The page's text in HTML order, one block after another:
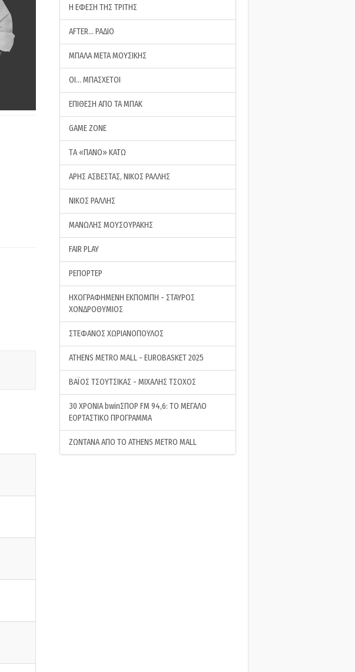
Η ΕΦΕΣΗ ΤΗΣ ΤΡΙΤΗΣ
AFTER… ΡΑΔΙΟ
ΜΠΑΛΑ ΜΕΤΑ ΜΟΥΣΙΚΗΣ
ΟΙ… ΜΠΑΣΧΕΤΟΙ
ΕΠΙΘΕΣΗ ΑΠΟ ΤΑ ΜΠΑΚ
GAME ZONE
ΤA «ΠΑΝΟ» ΚΑΤΩ
ΑΡΗΣ ΑΣΒΕΣΤΑΣ, ΝΙΚΟΣ ΡΑΛΛΗΣ
ΝΙΚΟΣ ΡΑΛΛΗΣ
ΜΑΝΩΛΗΣ ΜΟΥΣΟΥΡΑΚΗΣ
FAIR PLAY
ΡΕΠΟΡΤΕΡ
ΗΧΟΓΡΑΦΗΜΕΝΗ ΕΚΠΟΜΠΗ - ΣΤΑΥΡΟΣ
ΧΟΝΔΡΟΘΥΜΙΟΣ
ΣΤΕΦΑΝΟΣ ΧΩΡΙΑΝΟΠΟΥΛΟΣ
ATHENS METRO MALL - EUROBASKET 2025
ΒΑΪΟΣ ΤΣΟΥΤΣΙΚΑΣ - ΜΙΧΑΛΗΣ ΤΣΟΧΟΣ
30 ΧΡΟΝΙΑ bwinΣΠΟΡ FM 94,6: ΤΟ ΜΕΓΑΛΟ
ΕΟΡΤΑΣΤΙΚΟ ΠΡΟΓΡΑΜΜΑ
ΖΩΝΤΑΝΑ ΑΠΟ ΤΟ ATHENS METRO MALL